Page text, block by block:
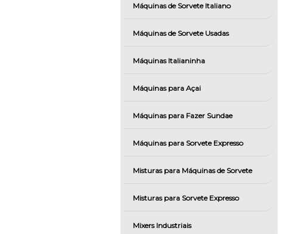
Máquinas de Sorvete Italiano
Máquinas de Sorvete Usadas
Máquinas Italianinha
Máquinas para Açai
Máquinas para Fazer Sundae
Máquinas para Sorvete Expresso
Misturas para Máquinas de Sorvete
Misturas para Sorvete Expresso
Mixers Industriais